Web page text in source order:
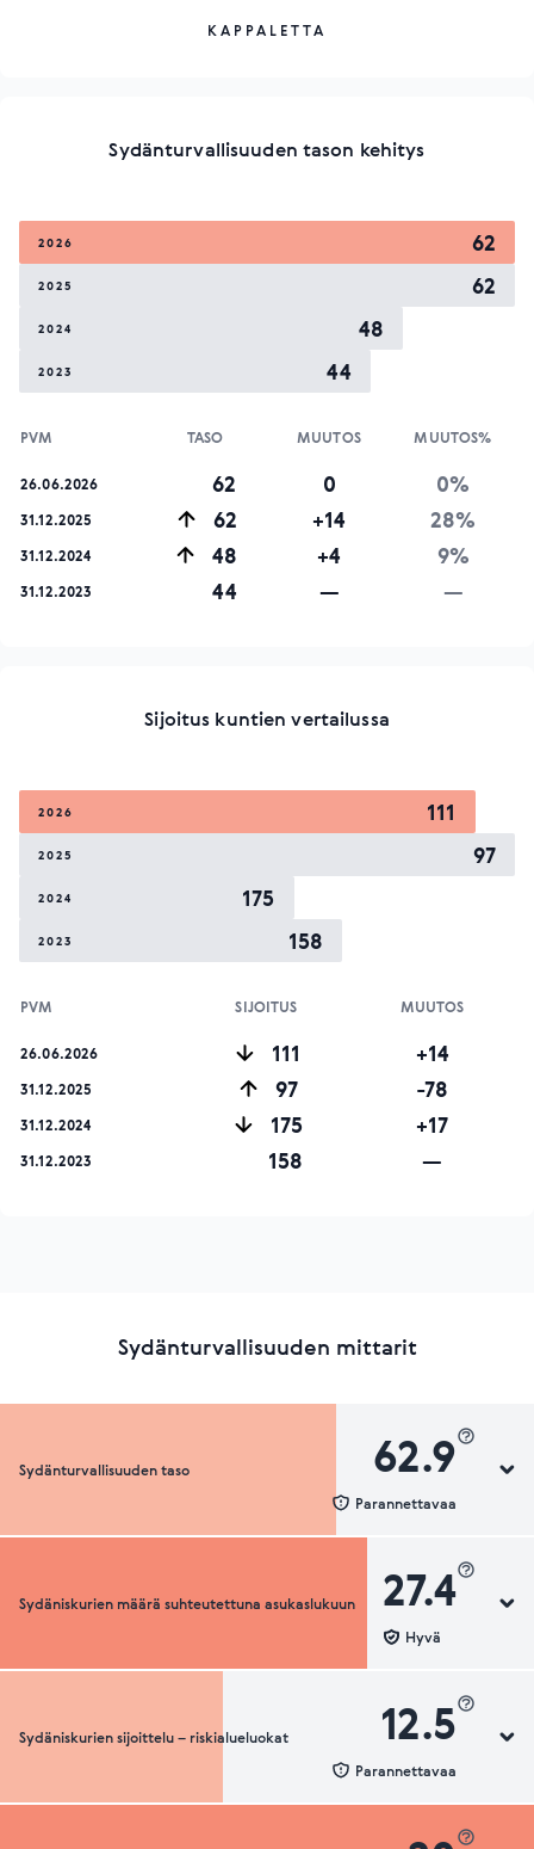
KAPPALETTA
Sydänturvallisuuden tason kehitys
2026 62
2025 62
2024 48
2023 44
PVM TASO MUUTOS MUUTOS%
26.06.2026 62 0 0%
31.12.2025 62 +14 28%
31.12.2024 48 +4 9%
31.12.2023 44 — —
Sijoitus kuntien vertailussa
2026 111
2025 97
2024 175
2023 158
PVM SIJOITUS MUUTOS
26.06.2026 111 +14
31.12.2025 97 -78
31.12.2024 175 +17
31.12.2023 158 —
Sydänturvallisuuden mittarit
Sydänturvallisuuden taso 62.9
Parannettavaa
Sydänturvallisuuden luokka
Sydäniskurien määrä suhteutettuna asukaslukuun 27.4
Hyvä
Sydäniskurien määrä suhteutettuna asukaslukuun
Sydäniskurien sijoittelu – riskialueluokat 12.5
Parannettavaa